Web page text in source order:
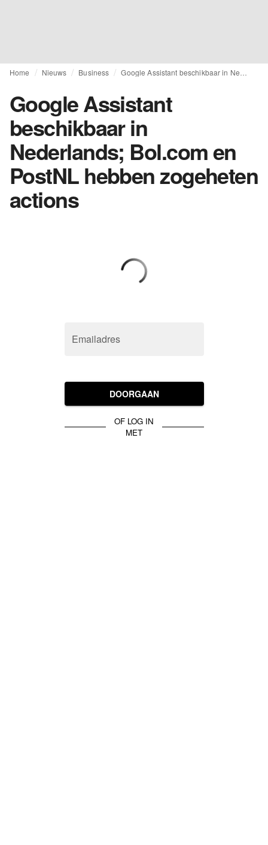
Home Nieuws Business
Google Assistant
beschikbaar in
Nederlands; Bol.com en
PostNL hebben zogeheten
actions
Emailadres
DOORGAAN
OF LOG IN
MET